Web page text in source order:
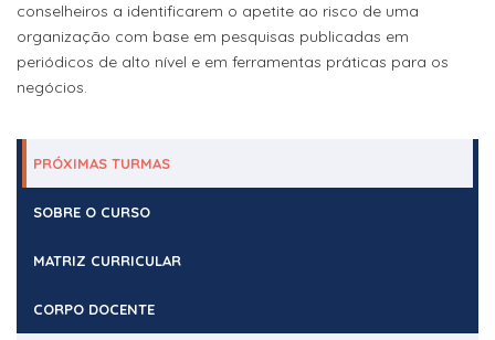
conselheiros a identificarem o apetite ao risco de uma
organização com base em pesquisas publicadas em
periódicos de alto nível e em ferramentas práticas para os
negócios.
PRÓXIMAS TURMAS
SOBRE O CURSO
MATRIZ CURRICULAR
CORPO DOCENTE